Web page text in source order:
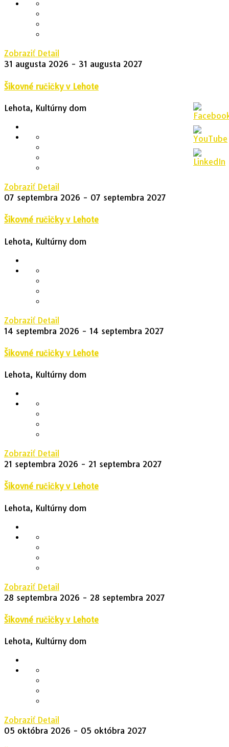
Zobraziť Detail
31 augusta 2026 - 31 augusta 2027
Šikovné ručičky v Lehote
Lehota, Kultúrny dom
Zobraziť Detail
07 septembra 2026 - 07 septembra 2027
Šikovné ručičky v Lehote
Lehota, Kultúrny dom
Zobraziť Detail
14 septembra 2026 - 14 septembra 2027
Šikovné ručičky v Lehote
Lehota, Kultúrny dom
Zobraziť Detail
21 septembra 2026 - 21 septembra 2027
Šikovné ručičky v Lehote
Lehota, Kultúrny dom
Zobraziť Detail
28 septembra 2026 - 28 septembra 2027
Šikovné ručičky v Lehote
Lehota, Kultúrny dom
Zobraziť Detail
05 októbra 2026 - 05 októbra 2027